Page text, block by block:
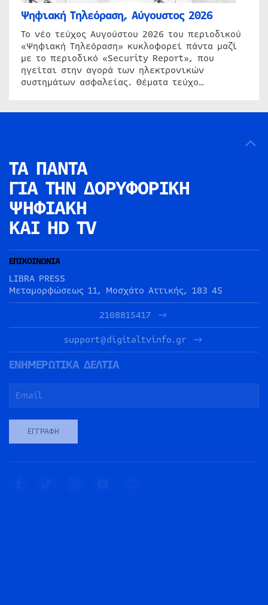
Ψηφιακή Τηλεόραση, Αύγουστος 2026
Το νέο τεύχος Αυγούστου 2026 του περιοδικού
«Ψηφιακή Τηλεόραση» κυκλοφορεί πάντα μαζί
με το περιοδικό «Security Report», που
ηγείται στην αγορά των ηλεκτρονικών
συστημάτων ασφαλείας. Θέματα τεύχο…
ΤΑ ΠΑΝΤΑ
ΓΙΑ ΤΗΝ ΔΟΡΥΦΟΡΙΚΗ
ΨΗΦΙΑΚΗ
ΚΑΙ HD TV
ΕΠΙΚΟΙΝΩΝΙΑ
LIBRA PRESS
Μεταμορφώσεως 11, Μοσχάτο Αττικής, 183 45
2108815417
support@digitaltvinfo.gr
ΕΝΗΜΕΡΩΤΙΚΑ ΔΕΛΤΙΑ
ΕΓΓΡΑΦΉ